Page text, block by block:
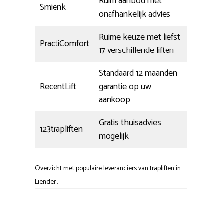
Smienk
onafhankelijk advies
PractiComfort
Ruime keuze met liefst
17 verschillende liften
RecentLift
Standaard 12 maanden
garantie op uw
aankoop
123trapliften
Gratis thuisadvies
mogelijk
Overzicht met populaire leveranciers van trapliften in
Lienden.